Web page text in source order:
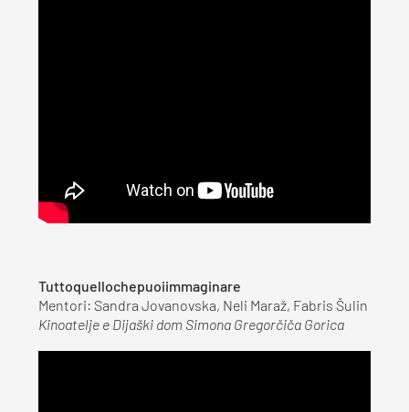
Tuttoquellochepuoiimmaginare
Mentori: Sandra Jovanovska, Neli Maraž, Fabris Šulin
Kinoatelje e Dijaški dom Simona Gregorčiča Gorica